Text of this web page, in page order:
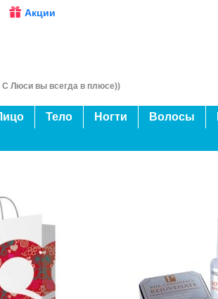
Акции
С Люси вы всегда в плюсе))
Тело Ногти Волосы